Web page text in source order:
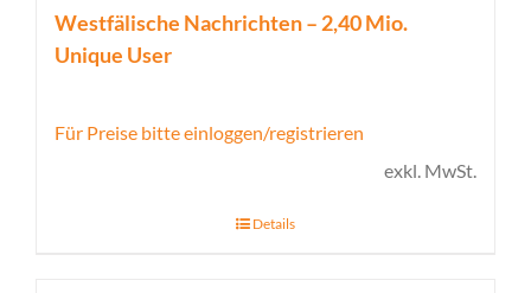
Westfälische Nachrichten – 2,40 Mio.
Unique User
Für Preise bitte einloggen/registrieren
exkl. MwSt.
Details